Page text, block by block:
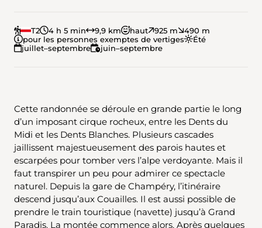
T2 4 h 5 min 9,9 km haut 925 m
490 m
pour les personnes exemptes de vertiges
Été
juillet–septembre
juin–septembre
Cette randonnée se déroule en grande partie le long
d’un imposant cirque rocheux, entre les Dents du
Midi et les Dents Blanches. Plusieurs cascades
jaillissent majestueusement des parois hautes et
escarpées pour tomber vers l’alpe verdoyante. Mais il
faut transpirer un peu pour admirer ce spectacle
naturel. Depuis la gare de Champéry, l’itinéraire
descend jusqu’aux Couailles. Il est aussi possible de
prendre le train touristique (navette) jusqu’à Grand
Paradis. La montée commence alors. Après quelques